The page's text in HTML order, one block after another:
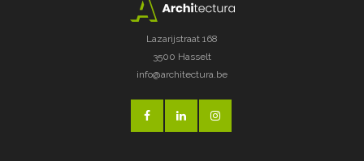
Lazarijstraat 168
3500 Hasselt
info@architectura.be